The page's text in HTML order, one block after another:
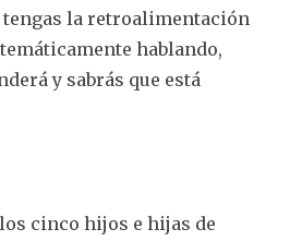
tengas la retroalimentación
hablando,
y sabrás que está
cinco hijos e hijas de